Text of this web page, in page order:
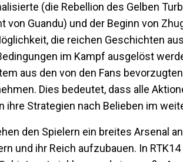
(die Rebellion des Gelben
von Guandu) und der Beginn von
die reichen Geschichten
im Kampf ausgelöst
aus den von den Fans
Dies bedeutet, dass alle
Strategien nach Belieben im
den Spielern ein breites Arsenal
und ihr Reich aufzubauen. In